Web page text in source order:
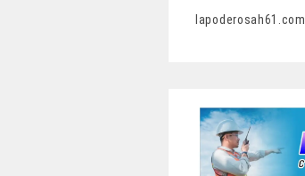
lapoderosah61.com